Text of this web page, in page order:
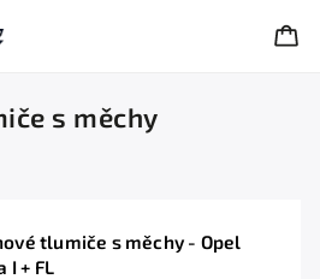
s měchy
tlumiče s měchy - Opel
I + FL